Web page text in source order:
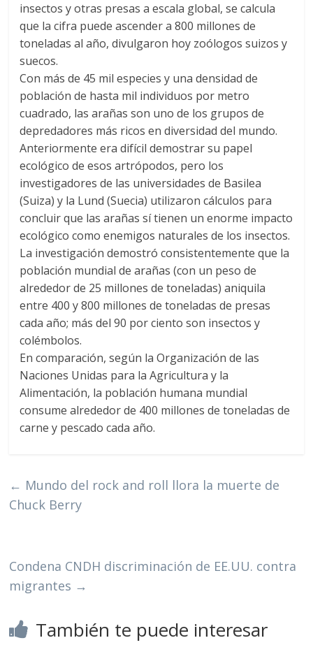
insectos y otras presas a escala global, se calcula
que la cifra puede ascender a 800 millones de
toneladas al año, divulgaron hoy zoólogos suizos y
suecos.
Con más de 45 mil especies y una densidad de
población de hasta mil individuos por metro
cuadrado, las arañas son uno de los grupos de
depredadores más ricos en diversidad del mundo.
Anteriormente era difícil demostrar su papel
ecológico de esos artrópodos, pero los
investigadores de las universidades de Basilea
(Suiza) y la Lund (Suecia) utilizaron cálculos para
concluir que las arañas sí tienen un enorme impacto
ecológico como enemigos naturales de los insectos.
La investigación demostró consistentemente que la
población mundial de arañas (con un peso de
alrededor de 25 millones de toneladas) aniquila
entre 400 y 800 millones de toneladas de presas
cada año; más del 90 por ciento son insectos y
colémbolos.
En comparación, según la Organización de las
Naciones Unidas para la Agricultura y la
Alimentación, la población humana mundial
consume alrededor de 400 millones de toneladas de
carne y pescado cada año.
← Mundo del rock and roll llora la muerte de
Chuck Berry
Condena CNDH discriminación de EE.UU. contra
migrantes →
También te puede interesar